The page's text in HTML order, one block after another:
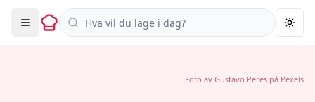
Søk i oppskrifter
Foto av Gustavo Peres på Pexels